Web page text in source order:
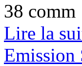
38 comm
Lire la
Emission